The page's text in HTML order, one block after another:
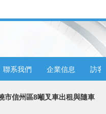
聯系我們 企業信息 訪客
市信州區8噸叉車出租與隨車